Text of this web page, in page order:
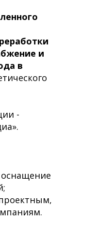
и
в
-